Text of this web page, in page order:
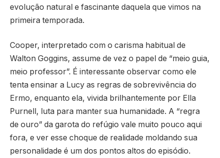
evolução natural e fascinante daquela que vimos na
primeira temporada.
Cooper, interpretado com o carisma habitual de
Walton Goggins, assume de vez o papel de “meio guia,
meio professor”. É interessante observar como ele
tenta ensinar a Lucy as regras de sobrevivência do
Ermo, enquanto ela, vivida brilhantemente por Ella
Purnell, luta para manter sua humanidade. A “regra
de ouro” da garota do refúgio vale muito pouco aqui
fora, e ver esse choque de realidade moldando sua
personalidade é um dos pontos altos do episódio.